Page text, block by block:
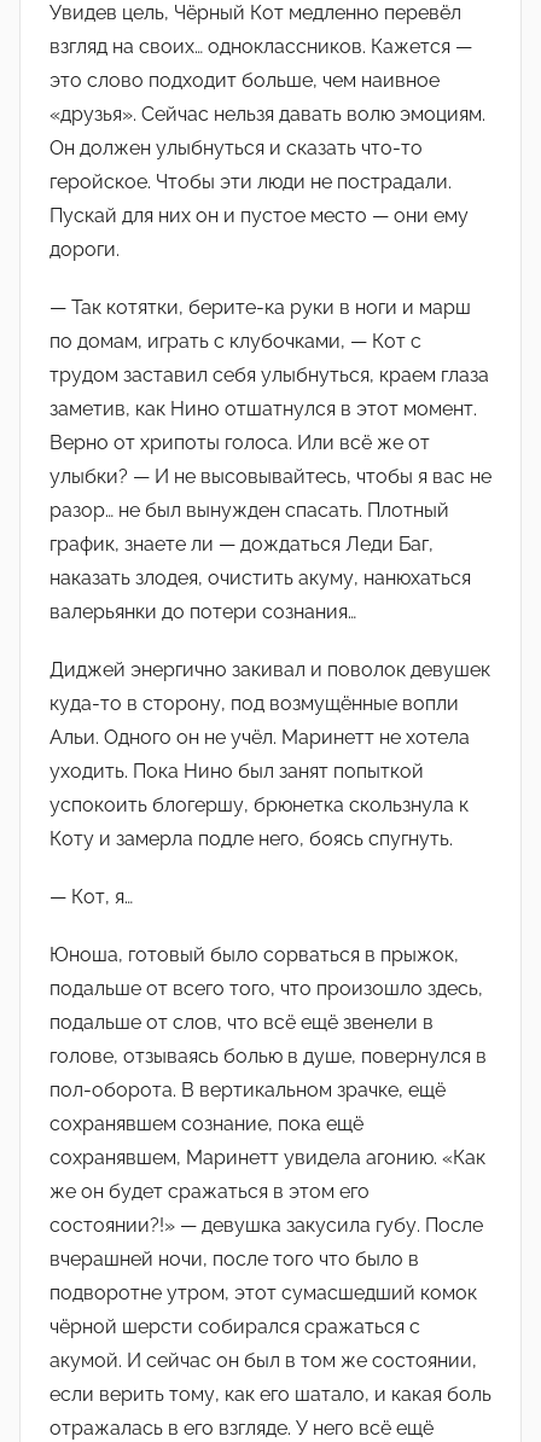
Увидев цель, Чёрный Кот медленно перевёл
взгляд на своих… одноклассников. Кажется —
это слово подходит больше, чем наивное
«друзья». Сейчас нельзя давать волю эмоциям.
Он должен улыбнуться и сказать что-то
геройское. Чтобы эти люди не пострадали.
Пускай для них он и пустое место — они ему
дороги.
— Так котятки, берите-ка руки в ноги и марш
по домам, играть с клубочками, — Кот с
трудом заставил себя улыбнуться, краем глаза
заметив, как Нино отшатнулся в этот момент.
Верно от хрипоты голоса. Или всё же от
улыбки? — И не высовывайтесь, чтобы я вас не
разор… не был вынужден спасать. Плотный
график, знаете ли — дождаться Леди Баг,
наказать злодея, очистить акуму, нанюхаться
валерьянки до потери сознания…
Диджей энергично закивал и поволок девушек
куда-то в сторону, под возмущённые вопли
Альи. Одного он не учёл. Маринетт не хотела
уходить. Пока Нино был занят попыткой
успокоить блогершу, брюнетка скользнула к
Коту и замерла подле него, боясь спугнуть.
— Кот, я…
Юноша, готовый было сорваться в прыжок,
подальше от всего того, что произошло здесь,
подальше от слов, что всё ещё звенели в
голове, отзываясь болью в душе, повернулся в
пол-оборота. В вертикальном зрачке, ещё
сохранявшем сознание, пока ещё
сохранявшем, Маринетт увидела агонию. «Как
же он будет сражаться в этом его
состоянии?!» — девушка закусила губу. После
вчерашней ночи, после того что было в
подворотне утром, этот сумасшедший комок
чёрной шерсти собирался сражаться с
акумой. И сейчас он был в том же состоянии,
если верить тому, как его шатало, и какая боль
отражалась в его взгляде. У него всё ещё